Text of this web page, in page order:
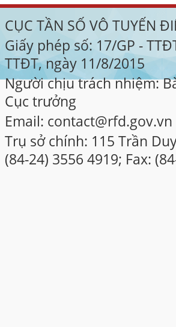
CỤC TẦN SỐ VÔ TUYẾN
Giấy phép số: 17/GP -
TTĐT, ngày 11/8/2015
Người chịu trách nhiệm:
Cục trưởng
Email: contact@rfd.gov.vn
Trụ sở chính: 115 Trần
(84-24) 3556 4919; Fax: